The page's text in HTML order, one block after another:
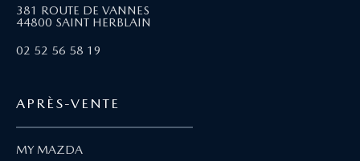
381 ROUTE DE VANNES
44800 SAINT HERBLAIN
02 52 56 58 19
APRÈS-VENTE
MY MAZDA